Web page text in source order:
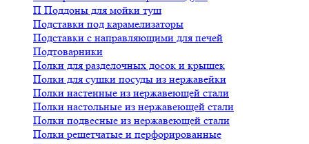
П Поддоны для мойки туш
Подставки под карамелизаторы
Подставки с направляющими для печей
Подтоварники
Полки для разделочных досок и крышек
Полки для сушки посуды из нержавейки
Полки настенные из нержавеющей стали
Полки настольные из нержавеющей стали
Полки подвесные из нержавеющей стали
Полки решетчатые и перфорированные